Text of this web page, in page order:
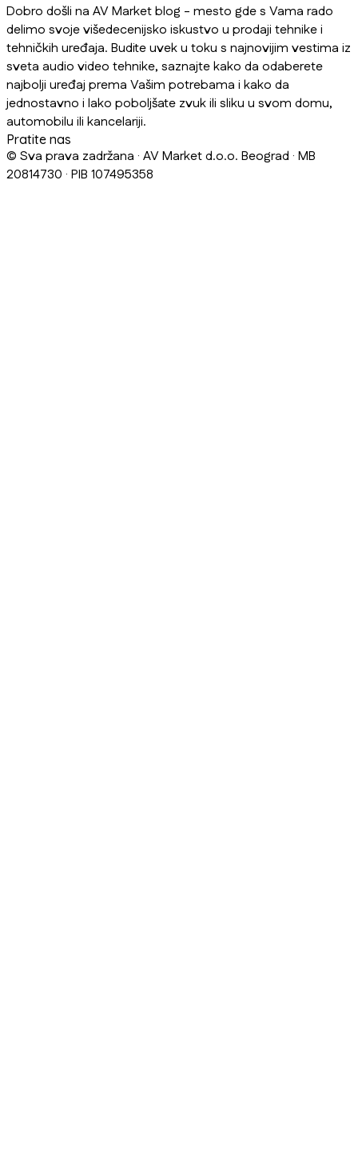
Dobro došli na AV Market blog - mesto gde s Vama rado
delimo svoje višedecenijsko iskustvo u prodaji tehnike i
tehničkih uređaja. Budite uvek u toku s najnovijim vestima iz
sveta audio video tehnike, saznajte kako da odaberete
najbolji uređaj prema Vašim potrebama i kako da
jednostavno i lako poboljšate zvuk ili sliku u svom domu,
automobilu ili kancelariji.
Pratite nas
© Sva prava zadržana · AV Market d.o.o. Beograd · MB
20814730 · PIB 107495358